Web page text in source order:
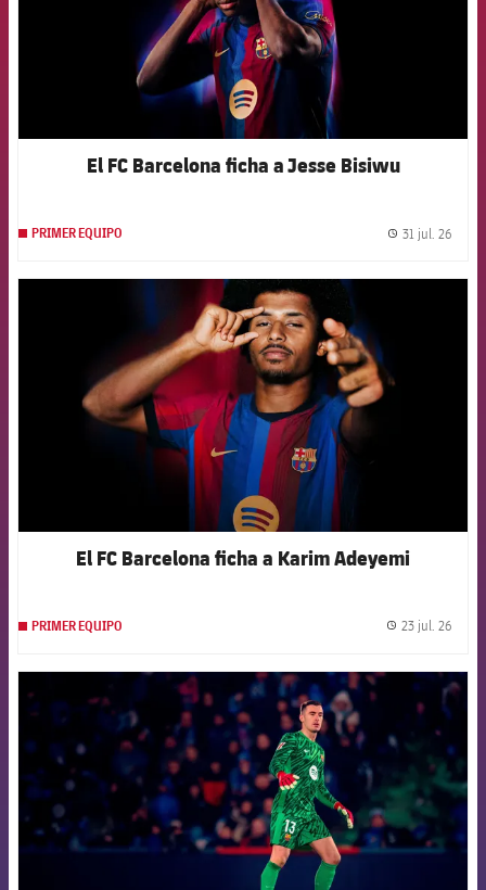
El FC Barcelona ficha a Jesse Bisiwu
PRIMER EQUIPO 31 jul. 26
FCB Barcelona badge
El FC Barcelona ficha a Karim Adeyemi
PRIMER EQUIPO 23 jul. 26
FCB Barcelona badge